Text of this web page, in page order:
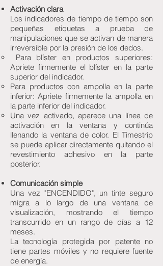
Activación clara
Los indicadores de tiempo de tiempo son
pequeñas etiquetas a prueba de
manipulaciones que se activan de manera
irreversible por la presión de los dedos.
Para blíster en productos superiores:
Apriete firmemente el blíster en la parte
superior del indicador.
Para productos con ampolla en la parte
inferior: Apriete firmemente la ampolla en
la parte inferior del indicador.
Una vez activado, aparece una línea de
activación en la ventana y continúa
llenando la ventana de color. El Timestrip
se puede aplicar directamente quitando el
revestimiento adhesivo en la parte
posterior.
Comunicación simple
Una vez "ENCENDIDO", un tinte seguro
migra a lo largo de una ventana de
visualización, mostrando el tiempo
transcurrido en un rango de días a 12
meses.
La tecnología protegida por patente no
tiene partes móviles y no requiere fuente
de energía.